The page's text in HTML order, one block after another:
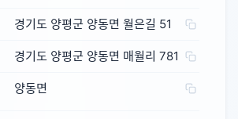
경기도 양평군 양동면 월은길 51
경기도 양평군 양동면 매월리 781
양동면